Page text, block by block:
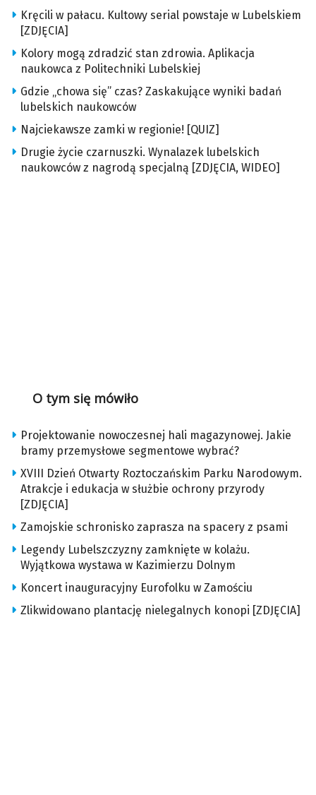
Kręcili w pałacu. Kultowy serial powstaje w Lubelskiem
[ZDJĘCIA]
Kolory mogą zdradzić stan zdrowia. Aplikacja
naukowca z Politechniki Lubelskiej
Gdzie „chowa się” czas? Zaskakujące wyniki badań
lubelskich naukowców
Najciekawsze zamki w regionie! [QUIZ]
Drugie życie czarnuszki. Wynalazek lubelskich
naukowców z nagrodą specjalną [ZDJĘCIA, WIDEO]
O tym się mówiło
Projektowanie nowoczesnej hali magazynowej. Jakie
bramy przemysłowe segmentowe wybrać?
XVIII Dzień Otwarty Roztoczańskim Parku Narodowym.
Atrakcje i edukacja w służbie ochrony przyrody
[ZDJĘCIA]
Zamojskie schronisko zaprasza na spacery z psami
Legendy Lubelszczyzny zamknięte w kolażu.
Wyjątkowa wystawa w Kazimierzu Dolnym
Koncert inauguracyjny Eurofolku w Zamościu
Zlikwidowano plantację nielegalnych konopi [ZDJĘCIA]